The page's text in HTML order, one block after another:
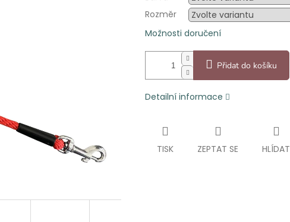
Rozměr
Možnosti doručení
Přidat do košíku
Detailní informace
TISK ZEPTAT SE HLÍDAT